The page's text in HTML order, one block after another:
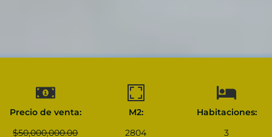
Precio de venta:
$50,000,000.00
M2:
2804
Habitaciones:
3